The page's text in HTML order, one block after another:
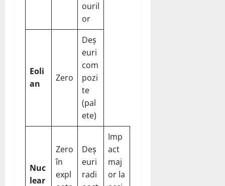
ouril
or
Eoli
an
Zero
Deș
euri
com
pozi
te
(pal
ete)
Nuc
lear
Zero
în
expl
Deș
euri
radi
Imp
act
maj
or la